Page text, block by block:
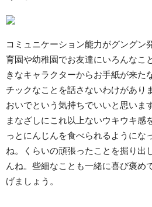
コミュニケーション能力がグングン
育園や幼稚園でお友達にいろんなこ
きなキャラクターからお手紙が来た
チックなことを話さないわけがあり
おいでという気持ちでいいと思いま
まなざしにこれ以上ないウキウキ感
っとにんじんを食べられるようにな
ね。くらいの頑張ったことを掘り出
んね。些細なことも一緒に喜び褒め
げましょう。